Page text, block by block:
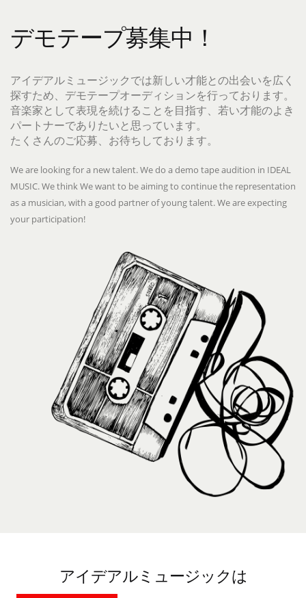
デモテープ募集中！
アイデアルミュージックでは新しい才能との出会いを広く
探すため、デモテープオーディションを行っております。
音楽家として表現を続けることを目指す、若い才能のよき
パートナーでありたいと思っています。
たくさんのご応募、お待ちしております。
We are looking for a new talent. We do a demo tape audition in IDEAL
MUSIC. We think We want to be aiming to continue the representation
as a musician, with a good partner of young talent. We are expecting
your participation!
アイデアルミュージックは
Impression.